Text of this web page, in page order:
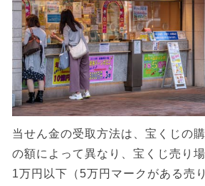
当せん金の受取方法は、宝くじの
の額によって異なり、宝くじ売り
1万円以下（5万円マークがある売